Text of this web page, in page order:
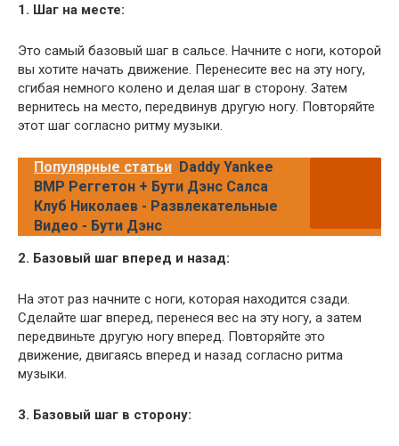
1. Шаг на месте:
Это самый базовый шаг в сальсе. Начните с ноги, которой
вы хотите начать движение. Перенесите вес на эту ногу,
сгибая немного колено и делая шаг в сторону. Затем
вернитесь на место, передвинув другую ногу. Повторяйте
этот шаг согласно ритму музыки.
Популярные статьи Daddy Yankee
BMP Реггетон + Бути Дэнс Салса
Клуб Николаев - Развлекательные
Видео - Бути Дэнс
2. Базовый шаг вперед и назад:
На этот раз начните с ноги, которая находится сзади.
Сделайте шаг вперед, перенеся вес на эту ногу, а затем
передвиньте другую ногу вперед. Повторяйте это
движение, двигаясь вперед и назад согласно ритма
музыки.
3. Базовый шаг в сторону: